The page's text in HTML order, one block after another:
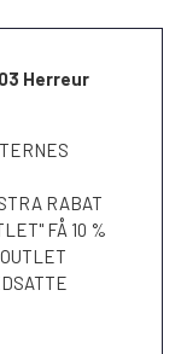
Herreur
RABAT
FÅ 10 %